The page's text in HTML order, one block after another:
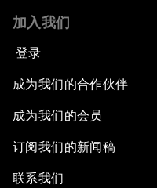
加入我们
登录
成为我们的合作伙伴
成为我们的会员
订阅我们的新闻稿
联系我们